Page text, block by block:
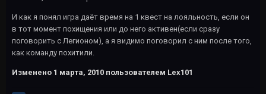
И как я понял игра даёт время на 1 квест на лояльность, если он
в тот момент похищения или до него активен(если сразу
поговорить с Легионом), а я видимо поговорил с ним после того,
как команду похитили.
Изменено 1 марта, 2010 пользователем Lex101